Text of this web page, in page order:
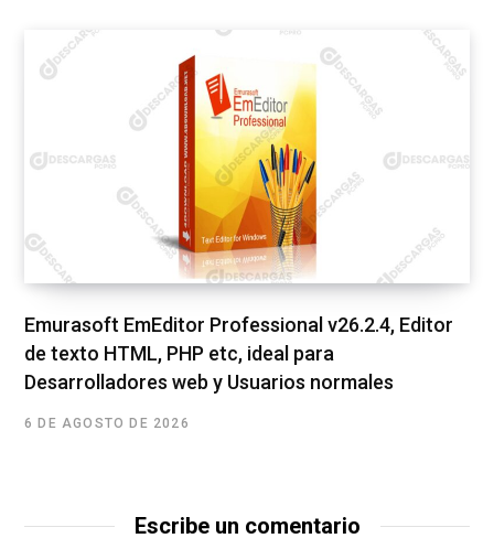
Emurasoft EmEditor Professional v26.2.4, Editor
de texto HTML, PHP etc, ideal para
Desarrolladores web y Usuarios normales
6 DE AGOSTO DE 2026
Escribe un comentario